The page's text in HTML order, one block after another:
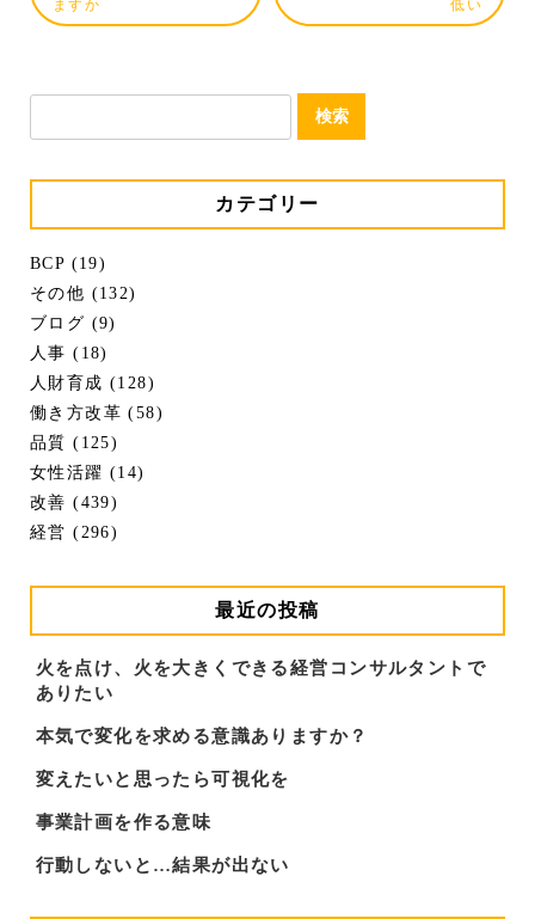
ますか 低い
検
カテゴリー
BCP (19)
その他 (132)
ブログ (9)
人事 (18)
人財育成 (128)
働き方改革 (58)
品質 (125)
女性活躍 (14)
改善 (439)
経営 (296)
最近の投稿
火を点け、火を大きくできる経営コンサルタントで
ありたい
本気で変化を求める意識ありますか？
変えたいと思ったら可視化を
事業計画を作る意味
行動しないと…結果が出ない